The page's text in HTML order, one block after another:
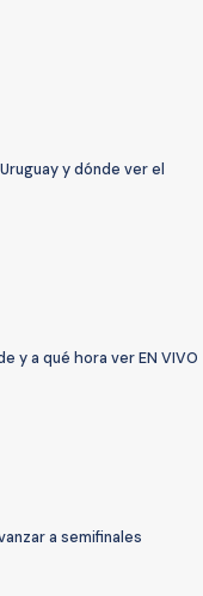
y dónde ver el
y a qué hora ver EN VIVO
a semifinales